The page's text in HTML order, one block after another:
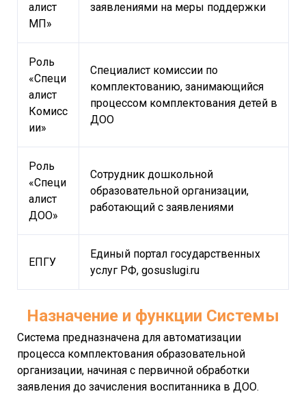
алист
МП»
заявлениями на меры поддержки
Роль
«Специ
алист
Комисс
ии»
Специалист комиссии по
комплектованию, занимающийся
процессом комплектования детей в
ДОО
Роль
«Специ
алист
ДОО»
Сотрудник дошкольной
образовательной организации,
работающий с заявлениями
ЕПГУ
Единый портал государственных
услуг РФ, gosuslugi.ru
Назначение и функции Системы
Система предназначена для автоматизации
процесса комплектования образовательной
организации, начиная с первичной обработки
заявления до зачисления воспитанника в ДОО.